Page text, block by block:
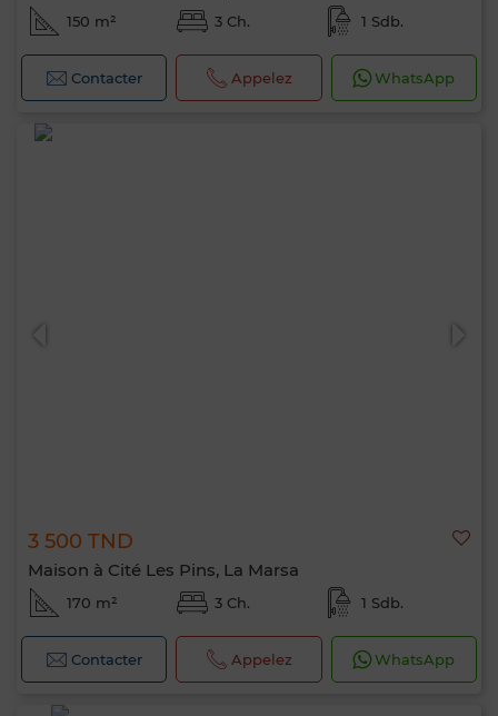
150 m² 3 Ch. 1 Sdb.
Contacter Appelez WhatsApp
3 500 TND
Maison à Cité Les Pins, La Marsa
170 m² 3 Ch. 1 Sdb.
Contacter Appelez WhatsApp